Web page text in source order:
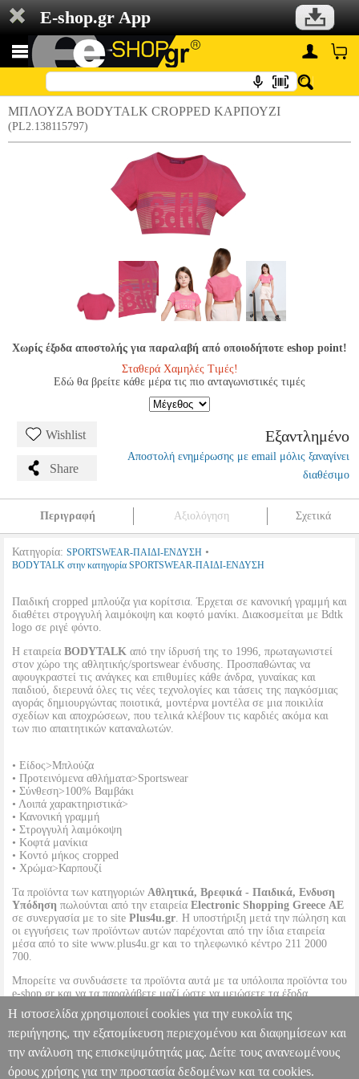
E-shop.gr App
ΜΠΛΟΥΖΑ BODYTALK CROPPED ΚΑΡΠΟΥΖΙ
(PL2.138115797)
Χωρίς έξοδα αποστολής για παραλαβή από οποιοδήποτε eshop point!
Σταθερά Χαμηλές Τιμές!
Εδώ θα βρείτε κάθε μέρα τις πιο ανταγωνιστικές τιμές
Wishlist
Share
Εξαντλημένο
Αποστολή ενημέρωσης με email μόλις ξαναγίνει
διαθέσιμο
Περιγραφή Αξιολόγηση Σχετικά
Κατηγορία: SPORTSWEAR-ΠΑΙΔΙ-ΕΝΔΥΣΗ •
BODYTALK στην κατηγορία SPORTSWEAR-ΠΑΙΔΙ-ΕΝΔΥΣΗ
Παιδική cropped μπλούζα για κορίτσια. Έρχεται σε κανονική γραμμή και
διαθέτει στρογγυλή λαιμόκοψη και κοφτό μανίκι. Διακοσμείται με Bdtk
logo σε ριγέ φόντο.
Η εταιρεία BODYTALK από την ίδρυσή της το 1996, πρωταγωνιστεί
στον χώρο της αθλητικής/sportswear ένδυσης. Προσπαθώντας να
αφουγκραστεί τις ανάγκες και επιθυμίες κάθε άνδρα, γυναίκας και
παιδιού, διερευνά όλες τις νέες τεχνολογίες και τάσεις της παγκόσμιας
αγοράς δημιουργώντας ποιοτικά, μοντέρνα μοντέλα σε μια ποικιλία
σχεδίων και αποχρώσεων, που τελικά κλέβουν τις καρδιές ακόμα και
των πιο απαιτητικών καταναλωτών.
• Είδος>Μπλούζα
• Προτεινόμενα αθλήματα>Sportswear
• Σύνθεση>100% Βαμβάκι
• Λοιπά χαρακτηριστικά>
• Κανονική γραμμή
• Στρογγυλή λαιμόκοψη
• Κοφτά μανίκια
• Κοντό μήκος cropped
• Χρώμα>Καρπουζί
Τα προϊόντα των κατηγοριών Αθλητικά, Βρεφικά - Παιδικά, Ενδυση
Υπόδηση πωλούνται από την εταιρεία Electronic Shopping Greece ΑΕ
σε συνεργασία με το site Plus4u.gr. Η υποστήριξη μετά την πώληση και
οι εγγυήσεις των προϊόντων αυτών παρέχονται από την ίδια εταιρεία
μέσα από το site www.plus4u.gr και το τηλεφωνικό κέντρο 211 2000
700.
Μπορείτε να συνδυάσετε τα προϊόντα αυτά με τα υπόλοιπα προϊόντα του
e-shop.gr και να τα παραλάβετε μαζί ώστε να μειώσετε τα έξοδα
αποστολής. Μπορείτε επίσης να παραλάβετε από οποιοδήποτε eshop
point με μηδενικά έξοδα αποστολής ανεξαρτήτως ύψους παραγγελίας!
ΜΠΛΟΥΖΑ BODYTALK CROPPED ΚΑΡΠΟΥΖΙ PL2.138115797
PL2.138115797 BODYTALK BODYTALK SPORTSWEAR-
Η ιστοσελίδα χρησιμοποιεί cookies για την ευκολία της
περιήγησης, την εξατομίκευση περιεχομένου και διαφημίσεων και
την ανάλυση της επισκεψιμότητάς μας. Δείτε τους ανανεωμένους
όρους χρήσης για την προστασία δεδομένων και τα cookies.